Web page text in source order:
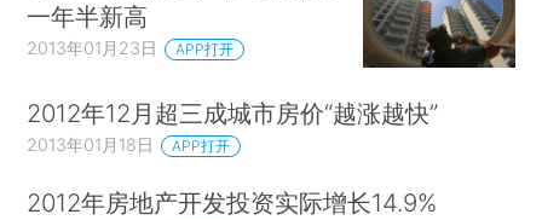
一年半新高
2013年01月23日 APP打开
2012年12月超三成城市房价“越涨越快”
2013年01月18日 APP打开
2012年房地产开发投资实际增长14.9%